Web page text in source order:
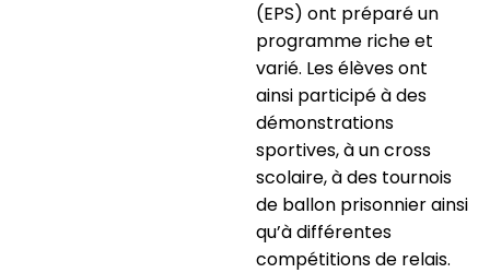
(EPS) ont préparé un
programme riche et
varié. Les élèves ont
ainsi participé à des
démonstrations
sportives, à un cross
scolaire, à des tournois
de ballon prisonnier ainsi
qu’à différentes
compétitions de relais.